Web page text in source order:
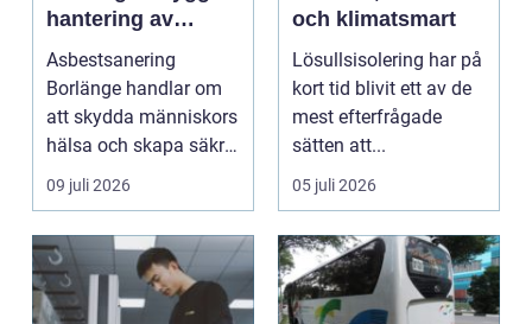
hantering av
farliga fibrer
Asbestsanering
Borlänge handlar om
att skydda människors
hälsa och skapa säkra
m...
09 juli 2026
och klimatsmart
Lösullsisolering har på
kort tid blivit ett av de
mest efterfrågade
sätten att...
05 juli 2026